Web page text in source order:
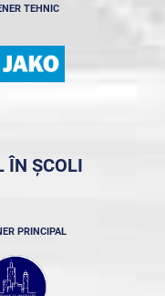
TEHNIC
ÎN ȘCOLI
PRINCIPAL